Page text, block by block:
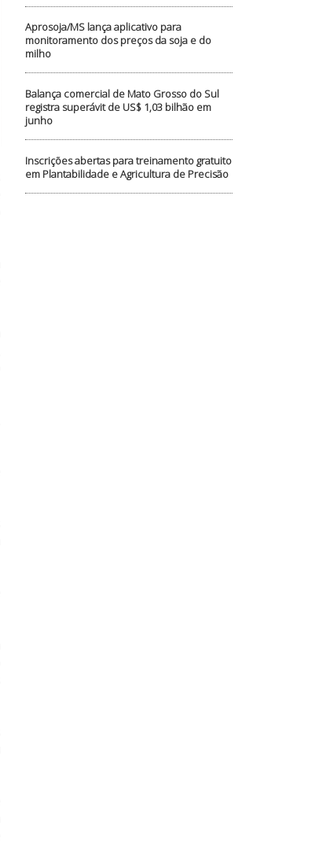
Aprosoja/MS lança aplicativo para
monitoramento dos preços da soja e do
milho
Balança comercial de Mato Grosso do Sul
registra superávit de US$ 1,03 bilhão em
junho
Inscrições abertas para treinamento gratuito
em Plantabilidade e Agricultura de Precisão